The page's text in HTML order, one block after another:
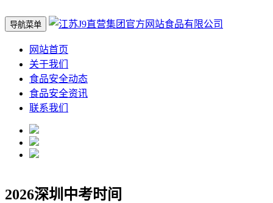
导航菜单
网站首页
关于我们
食品安全动态
食品安全资讯
联系我们
2026深圳中考时间